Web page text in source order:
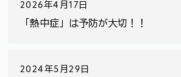
2026年4月17日
「熱中症」は予防が大切！！
2024年5月29日